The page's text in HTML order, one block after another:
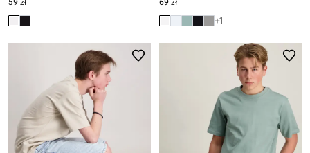
59 zł
69 zł
+1